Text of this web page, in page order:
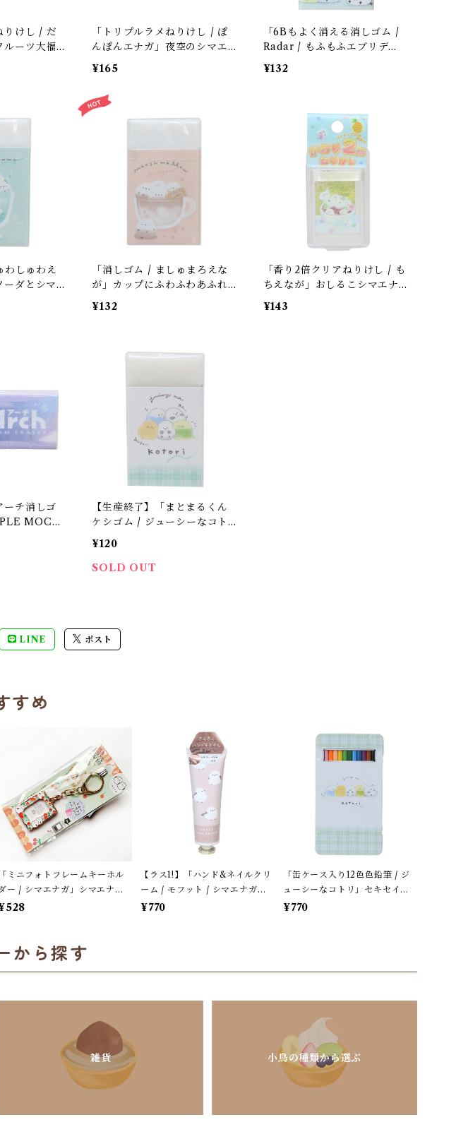
りけし / だ
ルーツ大福
香り / カミ
「トリプルラメねりけし / ぽ
んぽんエナガ」夜空のシマエ
ナガ / 3つの香り / カミオジャ
¥165
「6Bもよく消える消しゴム /
Radar / もふもふエブリデ
ィ」シマエナガ・セキセイ・
オカメインコ / おちり / クー
¥132
わしゅわえ
ーダとシマ
サイダー
気・残り僅
「消しゴム / ましゅまろえな
が」カップにふわふわあふれ
るシマエナガ / カフェオレ色 /
クーリア【生産終了・在庫限
¥132
「香り2倍クリアねりけし / も
ちえなが」おしるこシマエナ
ガ / オーロララメ入り / パイ
ナップルの香り / クーリア＊
¥143
ーチ消しゴ
MOC
しゴム / 三
ルモコ /
ープル
【生産終了】「まとまるくん
ケシゴム / ジューシーなコト
リ」セキセイ・シマエナガ・
オカメの消しゴム＊ホワイ
ト・ミントグリーンチェック
¥120
SOLD OUT
LINE ポスト
すめ
「ミニフォトフレームキーホル
ー / シマエナガ」シマエナガ
チェリー / サザンDSクリエイ
【ラス1!】「ハンド&ネイルクリ
ーム / モフット / シマエナガ」
フローラルの香り / 30g / ハン
¥770
「缶ケース入り12色色鉛筆 / ジ
ューシーなコトリ」セキセイ・
シマエナガ・オカメ＊ホワイト
¥770
から探す
雑貨 小鳥の種類から選ぶ